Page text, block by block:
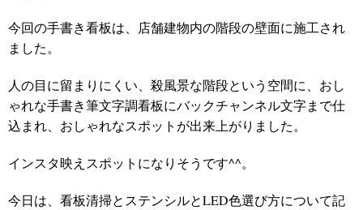
今回の手書き看板は、店舗建物内の階段の壁面に施工され
ました。
人の目に留まりにくい、殺風景な階段という空間に、おし
ゃれな手書き筆文字調看板にバックチャンネル文字まで仕
込まれ、おしゃれなスポットが出来上がりました。
インスタ映えスポットになりそうです^^。
今日は、看板清掃とステンシルとLED色選び方について記